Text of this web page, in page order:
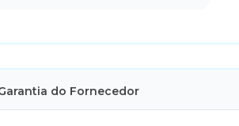
do Fornecedor